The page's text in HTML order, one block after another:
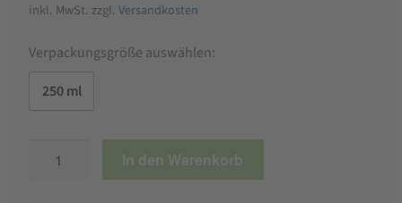
inkl. MwSt. zzgl. Versandkosten
Verpackungsgröße auswählen:
250 ml
Ditzingen
In den Warenkorb